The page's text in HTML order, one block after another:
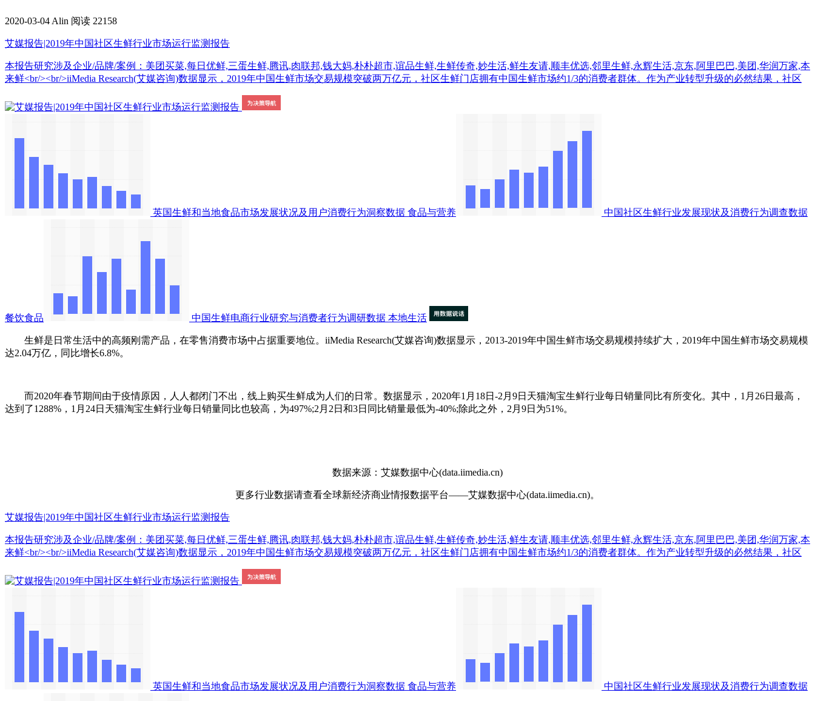
2020-03-04 Alin 阅读 22158
艾媒报告|2019年中国社区生鲜行业市场运行监测报告
本报告研究涉及企业/品牌/案例：美团买菜,每日优鲜,三蛋生鲜,腾讯,肉联邦,钱大妈,朴朴超市,谊品生鲜,生鲜传奇,妙生活,鲜生友请,顺丰优选,邻里生鲜,永辉生活,京东,阿里巴巴,美团,华润万家,本
来鲜<br/><br/>iiMedia Research(艾媒咨询)数据显示，2019年中国生鲜市场交易规模突破两万亿元，社区生鲜门店拥有中国生鲜市场约1/3的消费者群体。作为产业转型升级的必然结果，社区
英国生鲜和当地食品市场发展状况及用户消费行为洞察数据 食品与营养 中国社区生鲜行业发展现状及消费行为调查数据
餐饮食品 中国生鲜电商行业研究与消费者行为调研数据 本地生活
生鲜是日常生活中的高频刚需产品，在零售消费市场中占据重要地位。iiMedia Research(艾媒咨询)数据显示，2013-2019年中国生鲜市场交易规模持续扩大，2019年中国生鲜市场交易规模
达2.04万亿，同比增长6.8%。
而2020年春节期间由于疫情原因，人人都闭门不出，线上购买生鲜成为人们的日常。数据显示，2020年1月18日-2月9日天猫淘宝生鲜行业每日销量同比有所变化。其中，1月26日最高，
达到了1288%，1月24日天猫淘宝生鲜行业每日销量同比也较高，为497%;2月2日和3日同比销量最低为-40%;除此之外，2月9日为51%。
数据来源：艾媒数据中心(data.iimedia.cn)
更多行业数据请查看全球新经济商业情报数据平台——艾媒数据中心(data.iimedia.cn)。
艾媒报告|2019年中国社区生鲜行业市场运行监测报告
本报告研究涉及企业/品牌/案例：美团买菜,每日优鲜,三蛋生鲜,腾讯,肉联邦,钱大妈,朴朴超市,谊品生鲜,生鲜传奇,妙生活,鲜生友请,顺丰优选,邻里生鲜,永辉生活,京东,阿里巴巴,美团,华润万家,本
来鲜<br/><br/>iiMedia Research(艾媒咨询)数据显示，2019年中国生鲜市场交易规模突破两万亿元，社区生鲜门店拥有中国生鲜市场约1/3的消费者群体。作为产业转型升级的必然结果，社区
英国生鲜和当地食品市场发展状况及用户消费行为洞察数据 食品与营养 中国社区生鲜行业发展现状及消费行为调查数据